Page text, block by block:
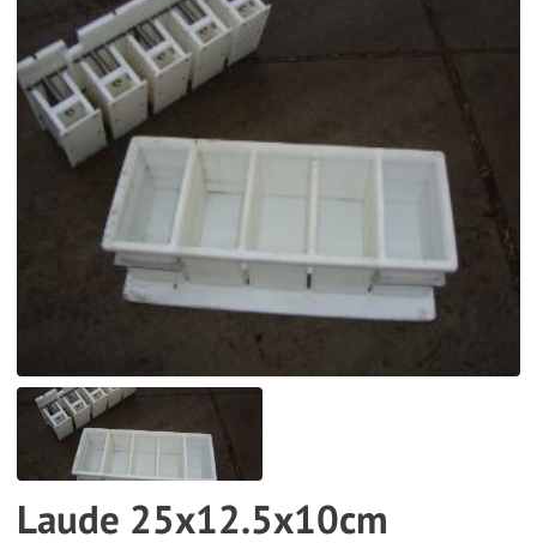
a
to
selected
search
Touch
use
Laude 25x12.5x10cm